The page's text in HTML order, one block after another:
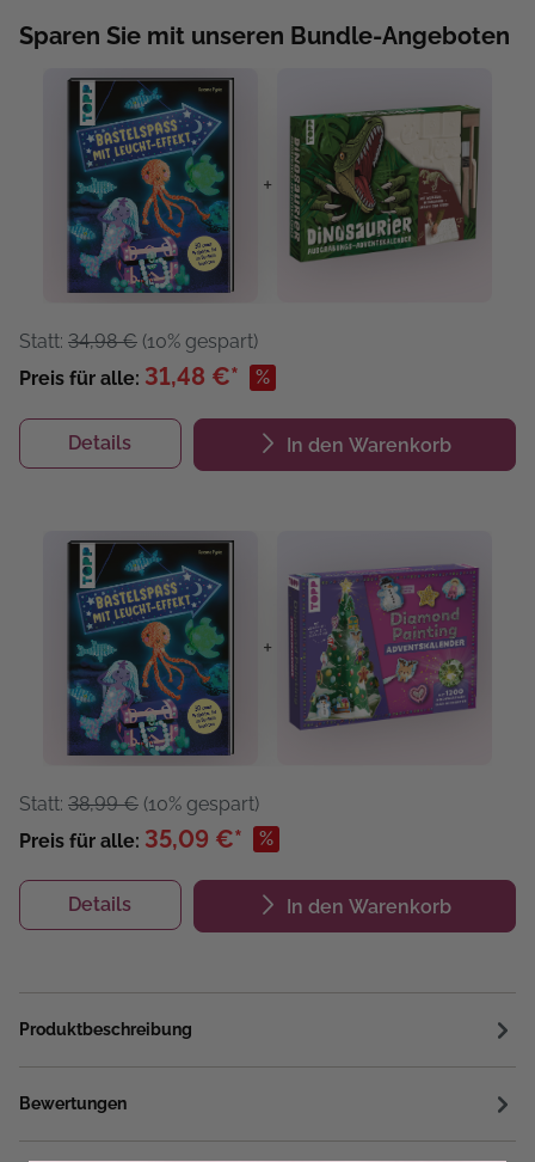
Sparen Sie mit unseren Bundle-Angeboten
+
Statt: 34,98 € (10% gespart)
Preis für alle: 31,48 €* %
Details In den Warenkorb
+
Statt: 38,99 € (10% gespart)
Preis für alle: 35,09 €* %
Details In den Warenkorb
Produktbeschreibung
Bewertungen